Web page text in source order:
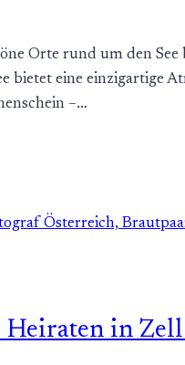
Orte rund um den
bietet eine einzigartige
–…
in Zell